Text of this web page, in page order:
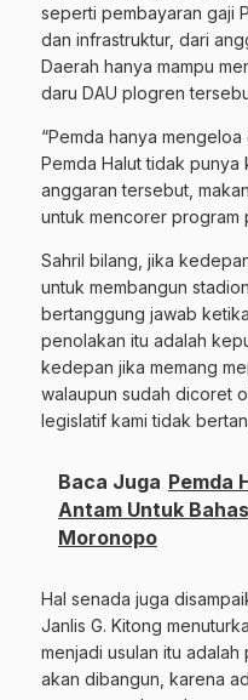
seperti pembayaran gaji
dan infrastruktur, dari
Daerah hanya mampu
daru DAU plogren
“Pemda hanya
Pemda Halut tidak
anggaran tersebut,
untuk mencorer program
Sahril bilang, jika
untuk membangun
bertanggung jawab
penolakan itu adalah
kedepan jika memang
walaupun sudah dicoret
legislatif kami tidak
Baca Juga Pemda
Antam Untuk
Moronopo
Hal senada juga
Janlis G. Kitong
menjadi usulan itu
akan dibangun, karena